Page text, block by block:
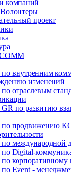
компаний
проект
по внутренним
изменений
отраслевым
по развитию
по продвижению
международной
по Digital-
корпоративному
по Event -